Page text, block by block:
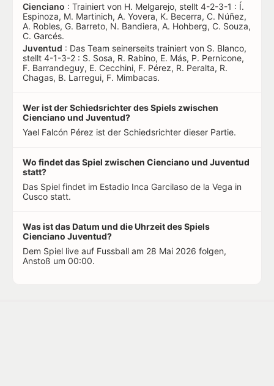
Cienciano : Trainiert von H. Melgarejo, stellt 4-2-3-1 : Í.
Espinoza, M. Martinich, A. Yovera, K. Becerra, C. Núñez,
A. Robles, G. Barreto, N. Bandiera, A. Hohberg, C. Souza,
C. Garcés.
Juventud : Das Team seinerseits trainiert von S. Blanco,
stellt 4-1-3-2 : S. Sosa, R. Rabino, E. Más, P. Pernicone,
F. Barrandeguy, E. Cecchini, F. Pérez, R. Peralta, R.
Chagas, B. Larregui, F. Mimbacas.
Wer ist der Schiedsrichter des Spiels zwischen
Cienciano und Juventud?
Yael Falcón Pérez ist der Schiedsrichter dieser Partie.
Wo findet das Spiel zwischen Cienciano und Juventud
statt?
Das Spiel findet im Estadio Inca Garcilaso de la Vega in
Cusco statt.
Was ist das Datum und die Uhrzeit des Spiels
Cienciano Juventud?
Dem Spiel live auf Fussball am 28 Mai 2026 folgen,
Anstoß um 00:00.